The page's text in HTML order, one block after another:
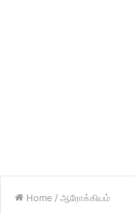
Home / ஆரோக்கியம்